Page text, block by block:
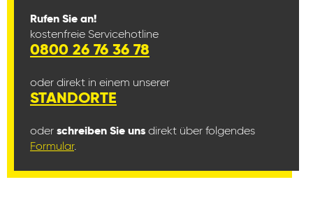
Rufen Sie an!
kostenfreie Servicehotline
0800 26 76 36 78
oder direkt in einem unserer
STANDORTE
oder schreiben Sie uns direkt über folgendes
Formular.